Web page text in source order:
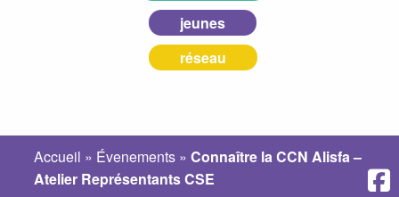
jeunes
réseau
Accueil » Évenements »Connaître la CCN Alisfa –
Atelier Représentants CSE